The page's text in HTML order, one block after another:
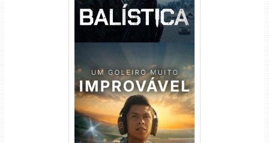
Um Goleiro Muito Improvável
Torrent (2026) WEB-DL 1080p